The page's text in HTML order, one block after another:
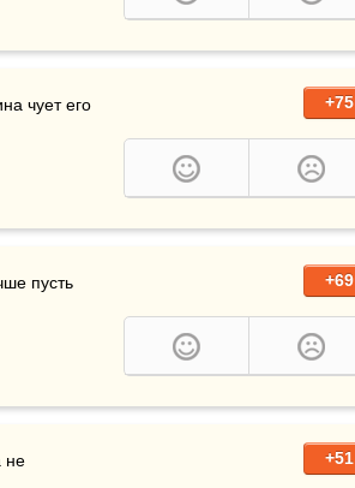
+75
чует его
+69
пусть
+51
не